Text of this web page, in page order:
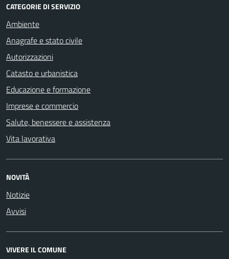
CATEGORIE DI SERVIZIO
Ambiente
Anagrafe e stato civile
Autorizzazioni
Catasto e urbanistica
Educazione e formazione
Imprese e commercio
Salute, benessere e assistenza
Vita lavorativa
NOVITÀ
Notizie
Avvisi
VIVERE IL COMUNE